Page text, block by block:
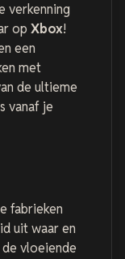
verkenning
op Xbox!
een
met
de ultieme
vanaf je
fabrieken
uit waar en
vloeiende